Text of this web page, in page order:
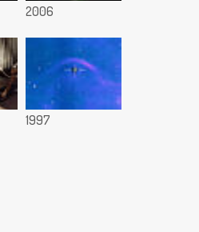
2006
1997